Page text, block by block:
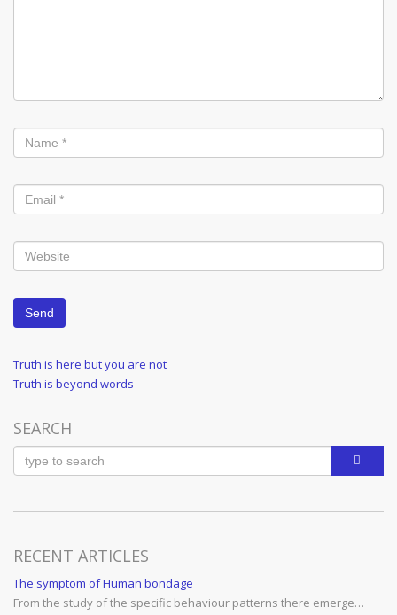
Post
navigation
Previous
Post
Truth is here but you are not
Next
Truth is beyond words
SEARCH
RECENT ARTICLES
The symptom of Human bondage
From the study of the specific behaviour patterns there emerge…